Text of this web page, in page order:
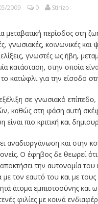
2009 0 Stirizo
μεταβατική περίοδος στη
γνωσιακές, κοινωνικές
γνωστές ως ήβη,
κατάσταση, στην οποία
κατώφλι για την είσοδο
σε γνωσιακό
καθώς στη φάση αυτή
είναι πιο κριτική και
αναδιοργάνωση και στην
Ο έφηβος δε θεωρεί
την αυτονομία
με τον εαυτό του και με
άτομα εμπιστοσύνης και
φιλίες με κοινά